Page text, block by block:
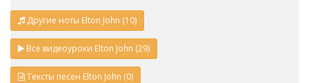
Другие ноты Elton John (10)
Все видеоуроки Elton John (29)
Тексты песен Elton John (0)